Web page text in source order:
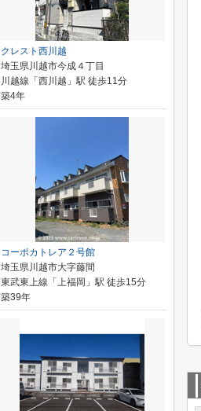
クレスト西川越
埼玉県川越市今成４丁目
川越線「西川越」駅 徒歩11分
築4年
コーポカトレア２号館
埼玉県川越市大字藤間
東武東上線「上福岡」駅 徒歩15分
築39年